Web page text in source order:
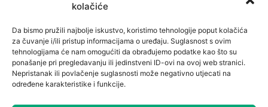
kolačiće
Da bismo pružili najbolje iskustvo, koristimo tehnologije poput kolačića
za čuvanje i/ili pristup informacijama o uređaju. Suglasnost s ovim
tehnologijama će nam omogućiti da obrađujemo podatke kao što su
ponašanje pri pregledavanju ili jedinstveni ID-ovi na ovoj web stranici.
Nepristanak ili povlačenje suglasnosti može negativno utjecati na
određene karakteristike i funkcije.
Ljekarna Kantrida
051/262-594
kantrida@ljekarna-rijeka.hr
Newsletter